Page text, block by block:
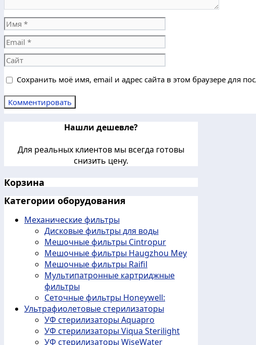
Имя
Email
Сайт
Сохранить моё имя, email и адрес сайта в этом браузере для
Нашли дешевле?
Для реальных клиентов мы всегда готовы
снизить цену.
Корзина
Категории оборудования
Механические фильтры
Дисковые фильтры для воды
Мешочные фильтры Cintropur
Мешочные фильтры Haugzhou Mey
Мешочные фильтры Raifil
Мультипатронные картриджные
фильтры
Сеточные фильтры Honeywell:
Ультрафиолетовые стерилизаторы
УФ стерилизаторы Aquapro
УФ стерилизаторы Viqua Sterilight
УФ стерилизаторы WiseWater